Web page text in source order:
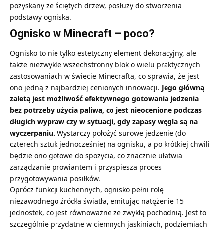
pozyskany ze ściętych drzew, posłuży do stworzenia
podstawy ogniska.
Ognisko w Minecraft – poco?
Ognisko to nie tylko estetyczny element dekoracyjny, ale
także niezwykle wszechstronny blok o wielu praktycznych
zastosowaniach w świecie Minecrafta, co sprawia, że jest
ono jedną z najbardziej cenionych innowacji. Jego główną
zaletą jest możliwość efektywnego gotowania jedzenia
bez potrzeby użycia paliwa, co jest nieocenione podczas
długich wypraw czy w sytuacji, gdy zapasy węgla są na
wyczerpaniu. Wystarczy położyć surowe jedzenie (do
czterech sztuk jednocześnie) na ognisku, a po krótkiej chwili
będzie ono gotowe do spożycia, co znacznie ułatwia
zarządzanie prowiantem i przyspiesza proces
przygotowywania posiłków.
Oprócz funkcji kuchennych, ognisko pełni rolę
niezawodnego źródła światła, emitując natężenie 15
jednostek, co jest równoważne ze zwykłą pochodnią. Jest to
szczególnie przydatne w ciemnych jaskiniach, podziemiach